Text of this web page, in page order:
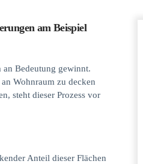
am Beispiel
Bedeutung gewinnt.
Wohnraum zu decken
steht dieser Prozess vor
Anteil dieser Flächen